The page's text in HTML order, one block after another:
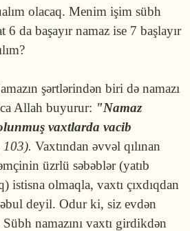
olacaq. Menim işim sübh
6 da başayır namaz ise 7 başlayır
şərtlərindən biri də namazı
Allah buyurur: "Namaz
vaxtlarda vacib
103). Vaxtından əvvəl qılınan
üzrlü səbəblər (yatıb
istisna olmaqla, vaxtı çıxdıqdan
deyil. Odur ki, siz evdən
Sübh namazını vaxtı girdikdən